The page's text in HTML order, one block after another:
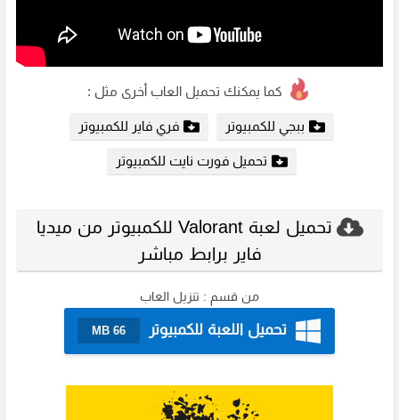
كما يمكنك تحميل العاب أخرى مثل :
ببجي للكمبيوتر فري فاير للكمبيوتر
تحميل فورت نايت للكمبيوتر
تحميل لعبة Valorant للكمبيوتر من ميديا
فاير برابط مباشر
من قسم : تنزيل العاب
تحميل اللعبة للكمبيوتر 66 MB